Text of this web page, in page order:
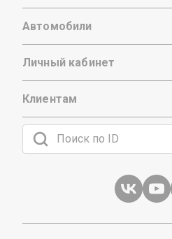
Автомобили
Личный кабинет
Клиентам